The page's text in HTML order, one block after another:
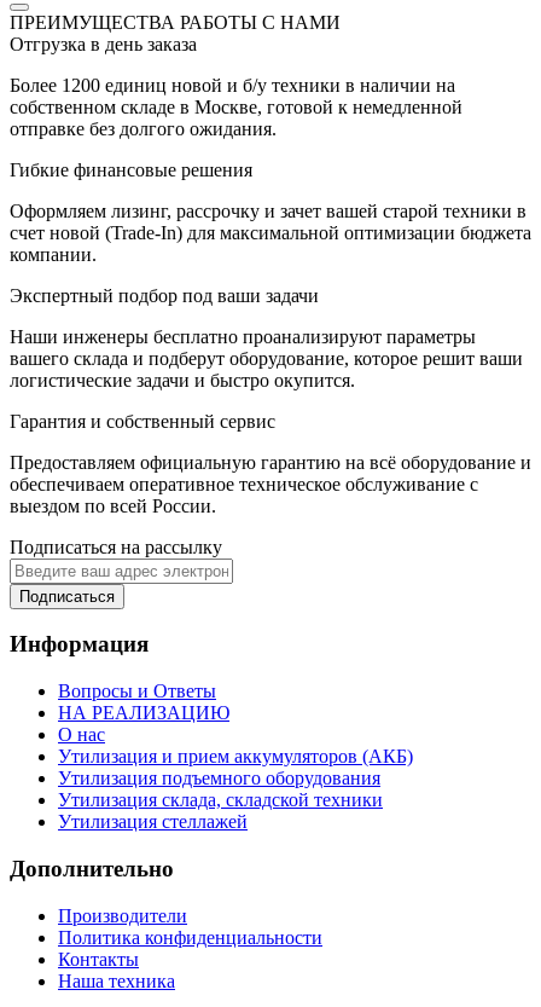
ПРЕИМУЩЕСТВА РАБОТЫ С НАМИ
Отгрузка в день заказа
Более 1200 единиц новой и б/у техники в наличии на
собственном складе в Москве, готовой к немедленной
отправке без долгого ожидания.
Гибкие финансовые решения
Оформляем лизинг, рассрочку и зачет вашей старой техники в
счет новой (Trade-In) для максимальной оптимизации бюджета
компании.
Экспертный подбор под ваши задачи
Наши инженеры бесплатно проанализируют параметры
вашего склада и подберут оборудование, которое решит ваши
логистические задачи и быстро окупится.
Гарантия и собственный сервис
Предоставляем официальную гарантию на всё оборудование и
обеспечиваем оперативное техническое обслуживание с
выездом по всей России.
Подписаться на рассылку
Подписаться
Информация
Вопросы и Ответы
НА РЕАЛИЗАЦИЮ
О нас
Утилизация и прием аккумуляторов (АКБ)
Утилизация подъемного оборудования
Утилизация склада, складской техники
Утилизация стеллажей
Дополнительно
Производители
Политика конфиденциальности
Контакты
Наша техника